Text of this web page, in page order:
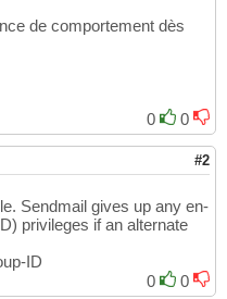
de comportement dès
0
0
#2
Sendmail gives up any en-
privileges if an alternate
ID
0
0